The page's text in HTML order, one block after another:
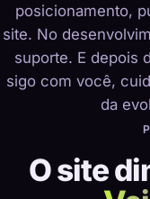
posicionamento,
site. No
suporte. E depois
sigo com você,
da
O site